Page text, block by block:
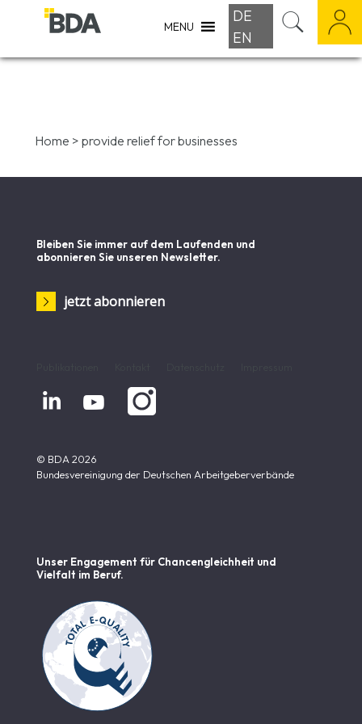
MENU
DE
EN
Home > provide relief for businesses
Bleiben Sie immer auf dem Laufenden und
abonnieren Sie unseren Newsletter.
jetzt abonnieren
 
© BDA 2026
Bundesvereinigung der Deutschen Arbeitgeberverbände
Unser Engagement für Chancen­gleichheit und
Vielfalt im Beruf.